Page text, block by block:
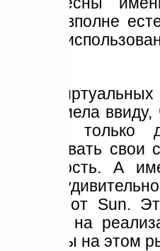
И вполне
кода с
же имела
не только
пробовать свои
А
от Sun.
на
силы на этом